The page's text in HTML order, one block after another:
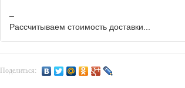
Рассчитываем стоимость доставки...
Поделиться: